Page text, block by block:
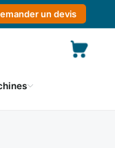
un devis